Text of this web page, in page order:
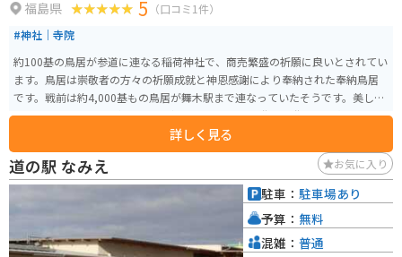
福島県 5 （口コミ1件）
#神社｜寺院
約100基の鳥居が参道に連なる稲荷神社で、商売繁盛の祈願に良いとされてい
ます。鳥居は崇敬者の方々の祈願成就と神恩感謝により奉納された奉納鳥居
です。戦前は約4,000基もの鳥居が舞木駅まで連なっていたそうです。美しい
鳥居はもちろんですが、小高い丘の上からは郡山市街地の街並みも望むこと
詳しく見る
道の駅 なみえ お気に入り
駐車： 駐車場あり
予算： 無料
混雑： 普通